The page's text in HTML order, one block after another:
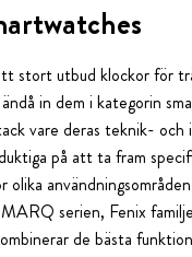
stort utbud klockor för
in dem i kategorin
vare deras teknik- och
på att ta fram
olika
serien, Fenix
de bästa